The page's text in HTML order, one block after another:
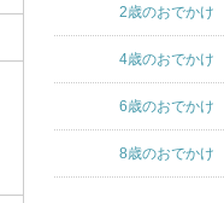
2歳のおでかけ
4歳のおでかけ
6歳のおでかけ
8歳のおでかけ